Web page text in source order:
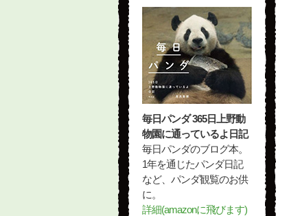
毎日パンダ 365日上野動
物園に通っているよ日記
毎日パンダのブログ本。
1年を通じたパンダ日記
など、パンダ観覧のお供
に。
詳細(amazonに飛びます)